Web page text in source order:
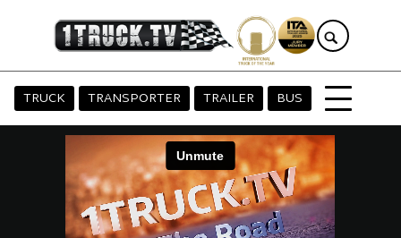
TRUCK TRANSPORTER TRAILER BUS